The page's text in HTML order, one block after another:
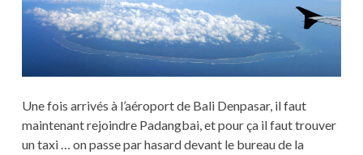
Une fois arrivés à l’aéroport de Bali Denpasar, il faut
maintenant rejoindre Padangbai, et pour ça il faut trouver
un taxi … on passe par hasard devant le bureau de la